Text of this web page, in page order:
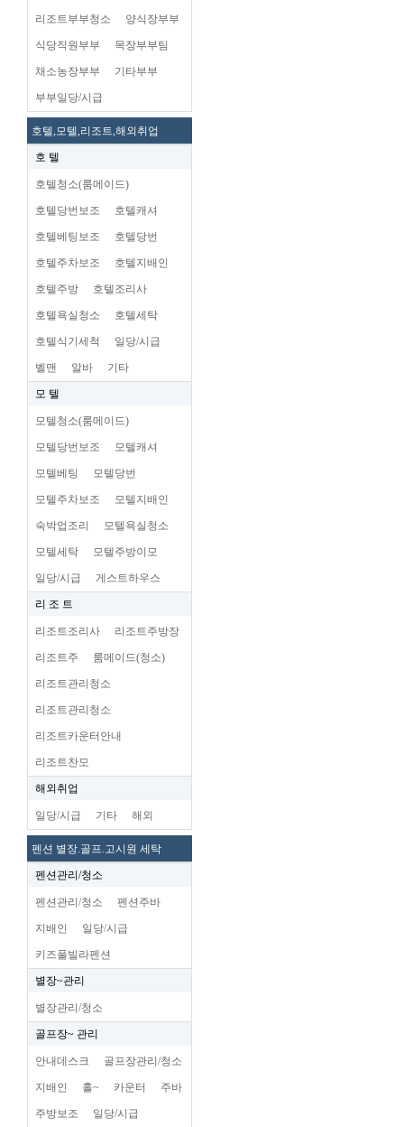
리조트부부청소 양식장부부
식당직원부부 목장부부팀
채소농장부부 기타부부
부부일당/시급
호텔,모텔,리조트,해외취업
호 텔
호텔청소(룸메이드)
호텔당번보조 호텔캐셔
호텔베팅보조 호텔당번
호텔주차보조 호텔지배인
호텔주방 호텔조리사
호텔욕실청소 호텔세탁
호텔식기세척 일당/시급
벨맨 알바 기타
모 텔
모텔청소(룸메이드)
모텔당번보조 모텔캐셔
모텔베팅 모텔당번
모텔주차보조 모텔지배인
숙박업조리 모텔욕실청소
모텔세탁 모텔주방이모
일당/시급 게스트하우스
리 조 트
리조트조리사 리조트주방장
리조트주 룸메이드(청소)
리조트관리청소
리조트관리청소
리조트카운터안내
리조트찬모
해외취업
일당/시급 기타 해외
펜션 별장.골프.고시원 세탁
펜션관리/청소
펜션관리/청소 펜션주바
지배인 일당/시급
키즈풀빌라펜션
별장~관리
별장관리/청소
골프장~ 관리
안내데스크 골프장관리/청소
지배인 홀~ 카운터 주바
주방보조 일당/시급